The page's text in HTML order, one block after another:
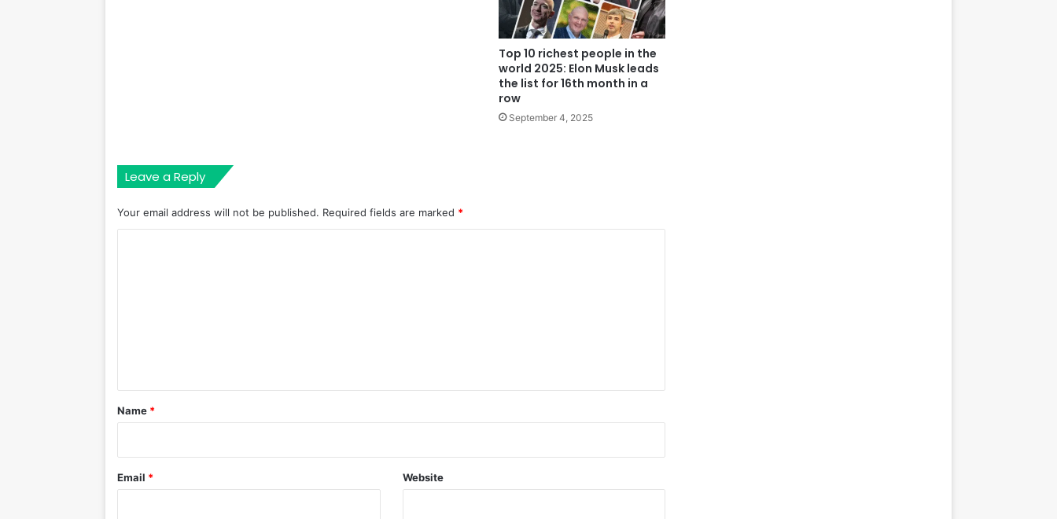
Top 10 richest people in the
world 2025: Elon Musk leads
the list for 16th month in a
row
September 4, 2025
Leave a Reply
Your email address will not be published. Required fields are marked *
*
Name *
Email * Website